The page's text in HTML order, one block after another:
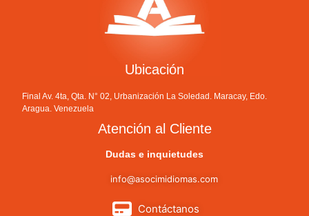
Ubicación
Final Av. 4ta, Qta. N° 02, Urbanización La Soledad. Maracay, Edo.
Aragua. Venezuela
Atención al Cliente
Dudas e inquietudes
info@asocimidiomas.com
Contáctanos